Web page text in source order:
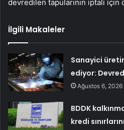
devredilen tapularının iptali için
İlgili Makaleler
Sanayici
ediyor:
Ağustos 6, 2026
BDDK
kredi